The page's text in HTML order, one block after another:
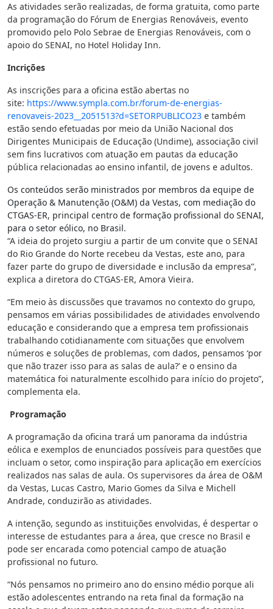
As atividades serão realizadas, de forma gratuita, como parte
da programação do Fórum de Energias Renováveis, evento
promovido pelo Polo Sebrae de Energias Renováveis, com o
apoio do SENAI, no Hotel Holiday Inn.
Incrições
As inscrições para a oficina estão abertas no
site: https://www.sympla.com.br/forum-de-energias-
renovaveis-2023__2051513?d=SETORPUBLICO23 e também
estão sendo efetuadas por meio da União Nacional dos
Dirigentes Municipais de Educação (Undime), associação civil
sem fins lucrativos com atuação em pautas da educação
pública relacionadas ao ensino infantil, de jovens e adultos.
Os conteúdos serão ministrados por membros da equipe de
Operação & Manutenção (O&M) da Vestas, com mediação do
CTGAS-ER, principal centro de formação profissional do SENAI,
para o setor eólico, no Brasil.
“A ideia do projeto surgiu a partir de um convite que o SENAI
do Rio Grande do Norte recebeu da Vestas, este ano, para
fazer parte do grupo de diversidade e inclusão da empresa”,
explica a diretora do CTGAS-ER, Amora Vieira.
“Em meio às discussões que travamos no contexto do grupo,
pensamos em várias possibilidades de atividades envolvendo
educação e considerando que a empresa tem profissionais
trabalhando cotidianamente com situações que envolvem
números e soluções de problemas, com dados, pensamos ‘por
que não trazer isso para as salas de aula?’ e o ensino da
matemática foi naturalmente escolhido para início do projeto”,
complementa ela.
Programação
A programação da oficina trará um panorama da indústria
eólica e exemplos de enunciados possíveis para questões que
incluam o setor, como inspiração para aplicação em exercícios
realizados nas salas de aula. Os supervisores da área de O&M
da Vestas, Lucas Castro, Mario Gomes da Silva e Michell
Andrade, conduzirão as atividades.
A intenção, segundo as instituições envolvidas, é despertar o
interesse de estudantes para a área, que cresce no Brasil e
pode ser encarada como potencial campo de atuação
profissional no futuro.
“Nós pensamos no primeiro ano do ensino médio porque ali
estão adolescentes entrando na reta final da formação na